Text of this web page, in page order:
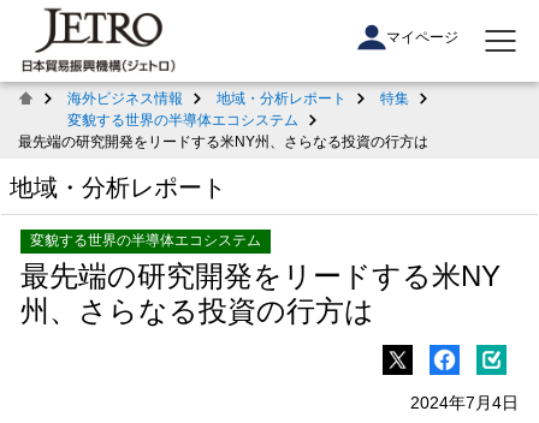
マイページ
海外ビジネス情報 地域・分析レポート
特集
変貌する世界の半導体エコシステム
最先端の研究開発をリードする米NY州、さらなる投資の行方は
地域・分析レポート
変貌する世界の半導体エコシステム
最先端の研究開発をリードする米NY
州、さらなる投資の行方は
2024年7月4日